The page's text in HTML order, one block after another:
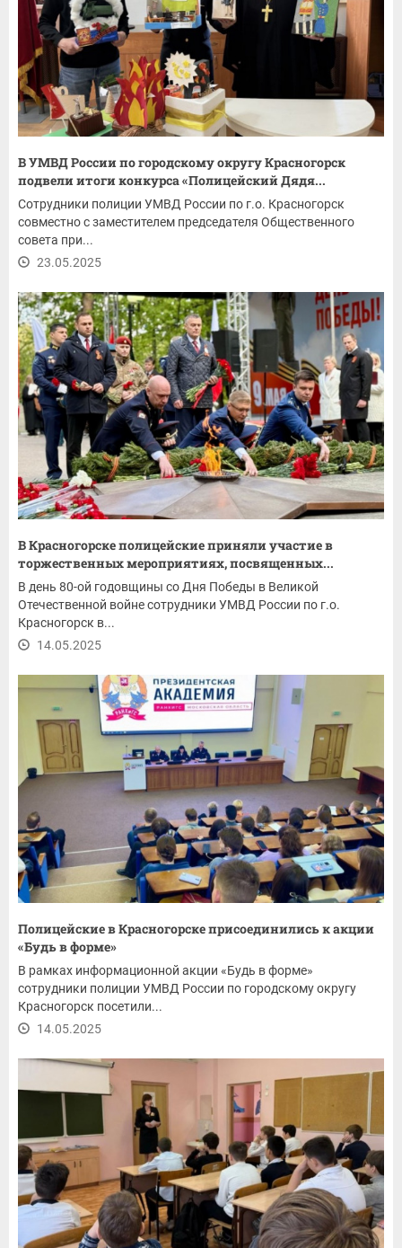
В УМВД России по городскому округу Красногорск
подвели итоги конкурса «Полицейский Дядя...
Сотрудники полиции УМВД России по г.о. Красногорск
совместно с заместителем председателя Общественного
совета при...
23.05.2025
В Красногорске полицейские приняли участие в
торжественных мероприятиях, посвященных...
В день 80-ой годовщины со Дня Победы в Великой
Отечественной войне сотрудники УМВД России по г.о.
Красногорск в...
14.05.2025
Полицейские в Красногорске присоединились к акции
«Будь в форме»
В рамках информационной акции «Будь в форме»
сотрудники полиции УМВД России по городскому округу
Красногорск посетили...
14.05.2025